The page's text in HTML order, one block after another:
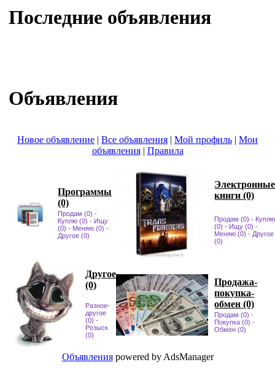
Последние объявления
Объявления
Новое объявление | Все объявления | Мой профиль | Мои
объявления| Правила
Программы
(0)
Продам (0) -
Куплю (0) - Ищу
(0) - Меняю (0) -
Другое (0)
Электронные
книги (0)
Продам (0) - Куплю
(0) - Ищу (0) -
Меняю (0) - Другое
(0)
Другое
(0)
Разное-
другое
(0) -
Розыск
(0)
Продажа-
покупка-
обмен (0)
Продам (0) -
Покупка (0) -
Обмен (0)
Объявленияpowered by AdsManager